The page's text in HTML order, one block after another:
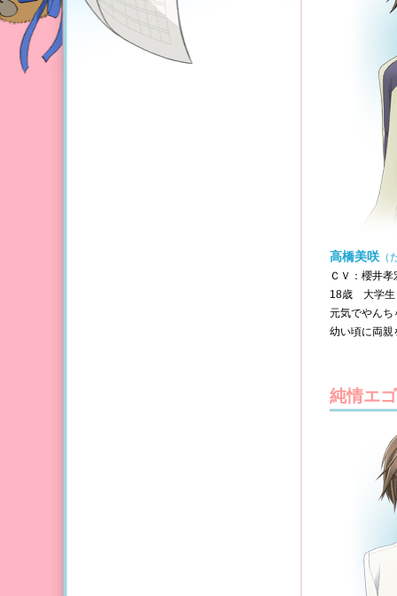
高橋美咲 （
ＣＶ：櫻井孝
18歳 大学生
元気でやんち
幼い頃に両親
純情エ